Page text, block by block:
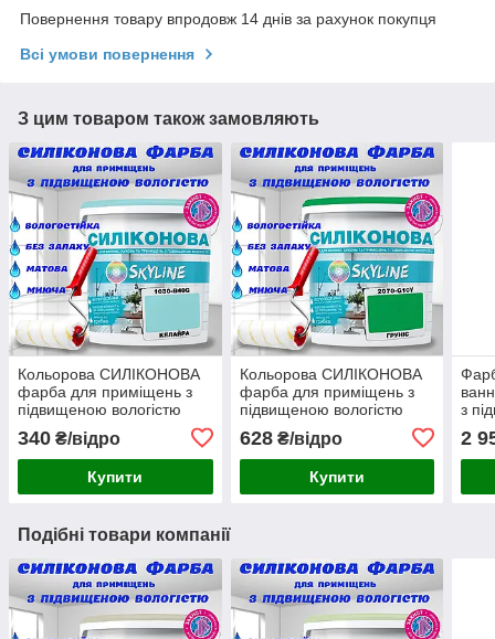
Повернення товару впродовж 14 днів за рахунок покупця
Всі умови повернення
З цим товаром також замовляють
Кольорова СИЛІКОНОВА
фарба для приміщень з
підвищеною вологістю
матова емаль SkyLine
Келайра 1 л
340 ₴/відро
Купити
Кольорова СИЛІКОНОВА
фарба для приміщень з
підвищеною вологістю
матова емаль SkyLine
Груніс 1 л
628₴/відро
Купити
з
2
Подібні товари компанії